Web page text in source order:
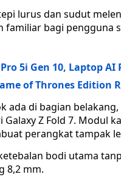
lurus dan sudut
familiar bagi pengguna
5i Gen 10, Laptop
of Thrones
ada di bagian
Z Fold 7. Modul
perangkat tampak
bodi utama
8,2 mm.